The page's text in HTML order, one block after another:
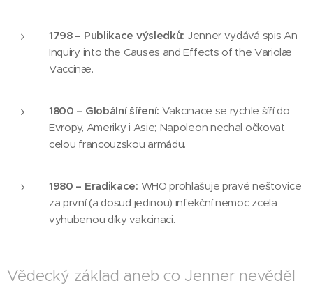
1798 – Publikace výsledků: Jenner vydává spis An
Inquiry into the Causes and Effects of the Variolæ
Vaccinæ.
1800 – Globální šíření: Vakcinace se rychle šíří do
Evropy, Ameriky i Asie; Napoleon nechal očkovat
celou francouzskou armádu.
1980 – Eradikace: WHO prohlašuje pravé neštovice
za první (a dosud jedinou) infekční nemoc zcela
vyhubenou díky vakcinaci.
Vědecký základ aneb co Jenner nevěděl